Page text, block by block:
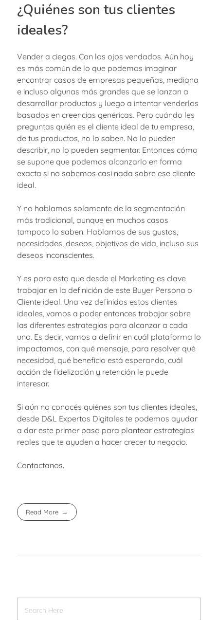
¿Quiénes son tus clientes
ideales?
Vender a ciegas. Con los ojos vendados. Aún hoy
es más común de lo que podemos imaginar
encontrar casos de empresas pequeñas, mediana
e incluso algunas más grandes que se lanzan a
desarrollar productos y luego a intentar venderlos
basados en creencias genéricas. Pero cuándo les
preguntas quién es el cliente ideal de tu empresa,
de tus productos, no lo saben. No lo pueden
describir, no lo pueden segmentar. Entonces cómo
se supone que podemos alcanzarlo en forma
exacta si no sabemos casi nada sobre ese cliente
ideal.
Y no hablamos solamente de la segmentación
más tradicional, aunque en muchos casos
tampoco lo saben. Hablamos de sus gustos,
necesidades, deseos, objetivos de vida, incluso sus
deseos inconscientes.
Y es para esto que desde el Marketing es clave
trabajar en la definición de este Buyer Persona o
Cliente ideal. Una vez definidos estos clientes
ideales, vamos a poder entonces trabajar sobre
las diferentes estrategias para alcanzar a cada
uno. Es decir, vamos a definir en cuál plataforma lo
impactamos, con qué mensaje, para resolver qué
necesidad, qué beneficio está esperando, cuál
acción de fidelización y retención le puede
interesar.
Si aún no conocés quiénes son tus clientes ideales,
desde D&L Expertos Digitales te podemos ayudar
a dar este primer paso para plantear estrategias
reales que te ayuden a hacer crecer tu negocio.
Contactanos.
Read More